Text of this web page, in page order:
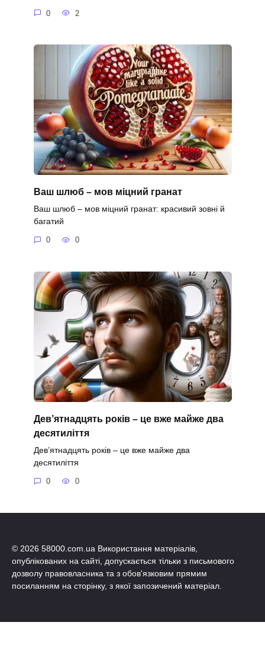
0 2
Ваш шлюб – мов міцний гранат
Ваш шлюб – мов міцний гранат: красивий зовні й
багатий
0 0
Дев’ятнадцять років – це вже майже два
десятиліття
Дев’ятнадцять років – це вже майже два
десятиліття
0 0
© 2026 58000.com.ua Використання матеріалів,
опублікованих на сайті, допускається тільки з письмового
дозволу правовласника та з обов'язковим прямим
посиланням на сторінку, з якої запозичений матеріал.